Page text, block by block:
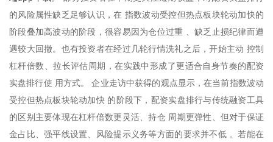
的风险属性缺乏足够认识，在 指数波动受控但热点板块轮动加快的
阶段叠加高波动的阶段，很容易因为仓位过重 、缺乏止损纪律而遭
遇较大回撤。也有投资者在经过几轮行情洗礼之后，开始主动 控制
杠杆倍数、拉长评估周期，在实践中形成了更适合自身节奏的配资
实盘排行使 用方式。 企业走访中获得的观点显示，在当前指数波动
受控但热点板块轮动加快 的阶段下，配资实盘排行与传统融资工具
的区别主要体现在杠杆倍数更灵活、持仓 周期更弹性、但对于保证
金占比、强平线设置、风险提示义务等方面的要求并不低 。若能在